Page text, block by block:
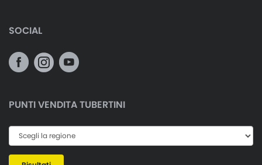
SOCIAL
PUNTI VENDITA TUBERTINI